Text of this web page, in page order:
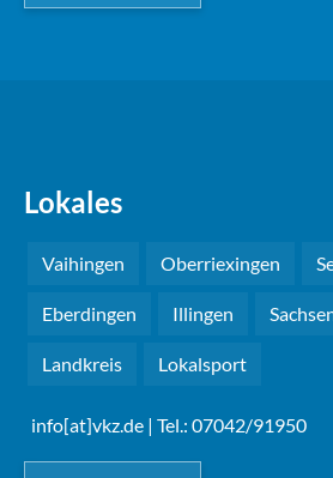
Lokales
Vaihingen Oberriexingen
Eberdingen Illingen
Landkreis Lokalsport
info[at]vkz.de | Tel.: 07042/91950